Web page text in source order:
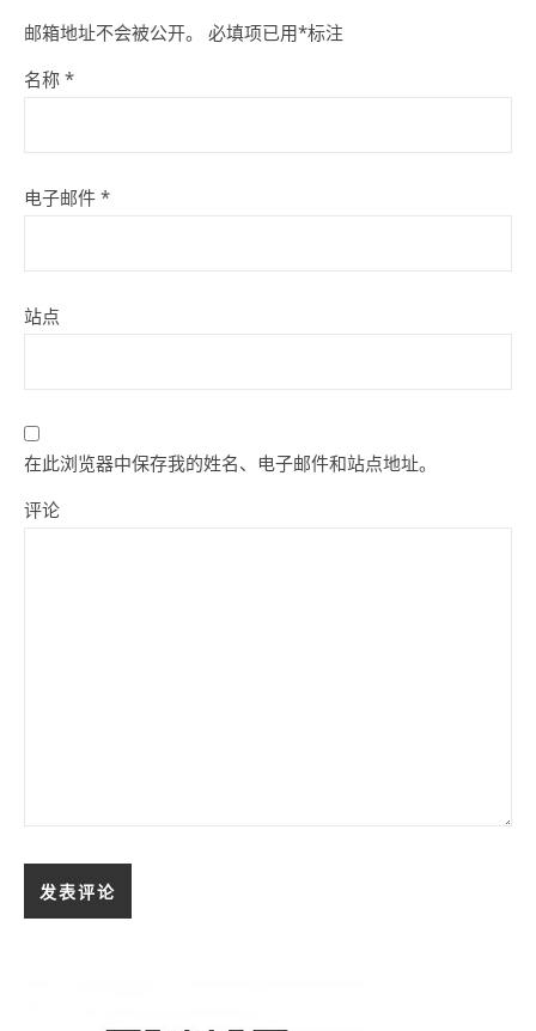
邮箱地址不会被公开。 必填项已用*标注
名称 *
电子邮件 *
站点
在此浏览器中保存我的姓名、电子邮件和站点地址。
评论